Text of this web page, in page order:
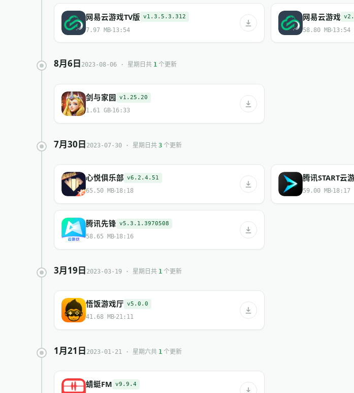
网易云游戏TV版 v1.3.5.3.312
7.97 MB 13:54
网易云游戏
58.80 MB 13:54
8月6日 2023-08-06 · 星期日 共 1 个更新
剑与家园 v1.25.20
1.61 GB 16:33
7月30日 2023-07-30 · 星期日 共 3 个更新
心悦俱乐部 v6.2.4.51
65.50 MB 18:18
腾讯START云
59.00 MB 18:17
腾讯先锋 v5.3.1.3970508
58.65 MB 18:16
3月19日 2023-03-19 · 星期日 共 1 个更新
悟饭游戏厅 v5.0.0
41.68 MB 21:11
1月21日 2023-01-21 · 星期六共 1 个更新
蜻蜓FM v9.9.4